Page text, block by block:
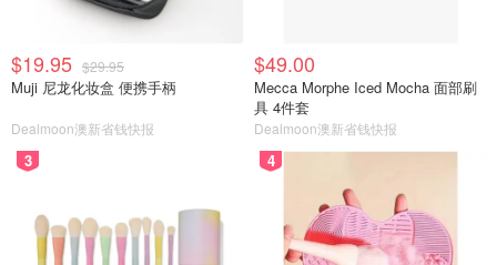
$19.95 $29.95
Muji 尼龙化妆盒 便携手柄
Dealmoon澳新省钱快报
$49.00
Mecca Morphe Iced Mocha 面部刷
具 4件套
Dealmoon澳新省钱快报
3 4